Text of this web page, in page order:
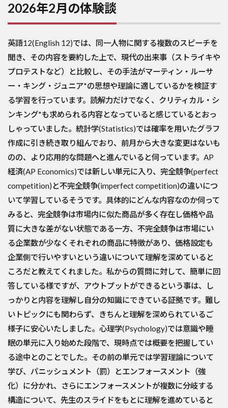
2026年2月の体験談
英語12(English 12)では、同一人物に関する複数のスピーチを
聞き、その内容を要約した上で、現代の出来事（ストライキや
プロテストなど）と比較し、その手法がマーティン・ルーサ
ー・キング・ジュニア*の思想や理論に適しているかを検証す
る学習を行っています。読解力だけでなく、クリティカル・シ
ンキング*も求められる内容となっていると感じているとおっ
しゃっていました。統計学(Statistics)では確率を用いたグラフ
作成に引き続き取り組んでおり、前月から大きな変更はないも
のの、より応用的な問題へと進んでいると伺っています。AP
経済(AP Economics)では新しい単元に入り、完全競争(perfect
competition)と不完全競争(imperfect competition)の違いにつ
いて学習しているそうです。具体的にどんな内容なのか伺って
みると、完全競争は市場内に似た商品が多く存在し価格や品
質に大きな差がない状態である一方、不完全競争は市場にい
る企業数が少なくそれぞれの商品に特徴があり、価格設定も
企業側で行いやすいという違いについて理解を深めていると
ころだと教えてくれました。私からの質問に対して、簡単に回
答している様ですが、アウトプットができるという事は、し
っかりと内容を理解し自分の知識にできている証拠です。難し
いトピックにも関わらず、きちんと理解を深められているご
様子に安心いたしました。心理学(Psychology)では意識や睡
眠の単元に入り始めた段階で、現時点では概要を把握してい
る途中とのことでした。その前の単元では学習理論について
学び、パニッシュメント（罰）とエンフォースメント（強
化）に分かれ、さらにエンフォースメントが複数に分岐する
構造について、先生のスライドをもとに理解を進めていると